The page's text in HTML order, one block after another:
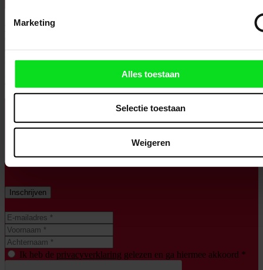
Marketing
Alles toestaan
Selectie toestaan
Weigeren
Koop jouw parkeerkaart online!
ParkWebshop.
Op de hoogte zijn en blijven? Schrijf je in
voor onze nieuwsbrief.
Inschrijven
Ik heb de privacyverklaring gelezen en ga hiermee akkoord *